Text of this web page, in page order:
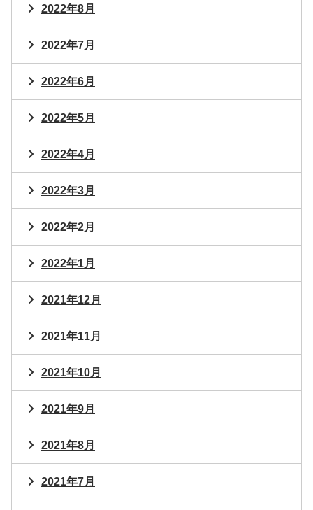
2022年8月
2022年7月
2022年6月
2022年5月
2022年4月
2022年3月
2022年2月
2022年1月
2021年12月
2021年11月
2021年10月
2021年9月
2021年8月
2021年7月